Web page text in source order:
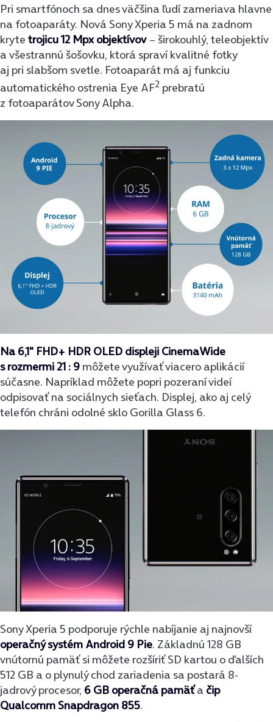
Pri smartfónoch sa dnes väčšina ľudí zameriava hlavne
na fotoaparáty. Nová Sony Xperia 5 má na zadnom
kryte trojicu 12 Mpx objektívov− širokouhlý, teleobjektív
a všestrannú šošovku, ktorá spraví kvalitné fotky
aj pri slabšom svetle. Fotoaparát má aj funkciu
automatického ostrenia Eye AF2 prebratú
z fotoaparátov Sony Alpha.
Na 6,1″ FHD+ HDR OLED displeji CinemaWide
s rozmermi 21 : 9 môžete využívať viacero aplikácií
súčasne. Napríklad môžete popri pozeraní videí
odpisovať na sociálnych sieťach. Displej, ako aj celý
telefón chráni odolné sklo Gorilla Glass 6.
Sony Xperia 5 podporuje rýchle nabíjanie aj najnovší
operačný systém Android 9 Pie. Základnú 128 GB
vnútornú pamäť si môžete rozšíriť SD kartou o ďalších
512 GB a o plynulý chod zariadenia sa postará 8-
jadrový procesor, 6 GB operačná pamäťa čip
Qualcomm Snapdragon 855.